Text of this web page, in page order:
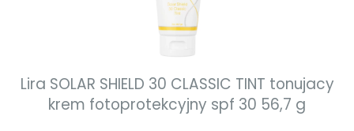
Lira SOLAR SHIELD 30 CLASSIC TINT tonujacy
krem fotoprotekcyjny spf 30 56,7 g